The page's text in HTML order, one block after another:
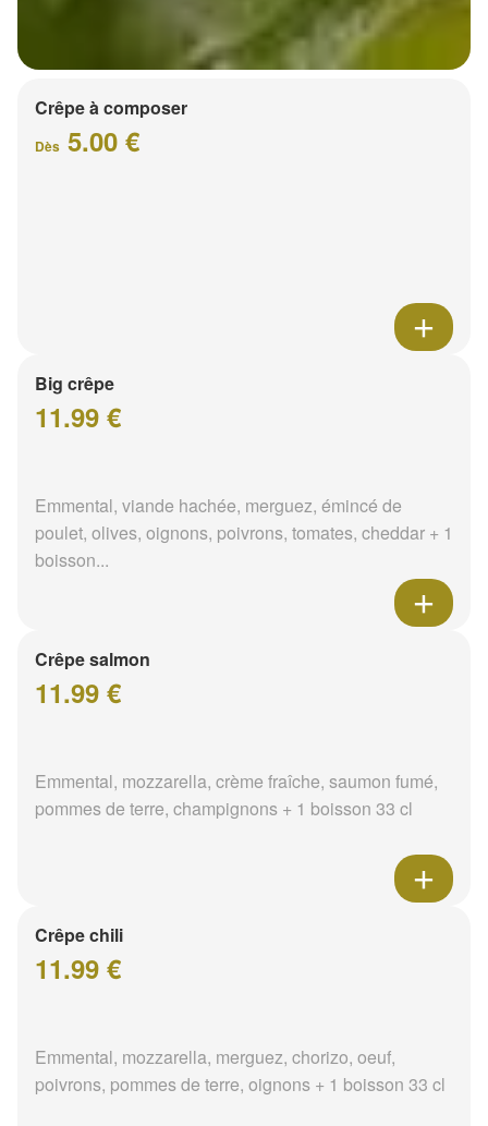
Crêpe à composer
Dès 5.00 €
Big crêpe
11.99 €
Emmental, viande hachée, merguez, émincé de
poulet, olives, oignons, poivrons, tomates, cheddar + 1
boisson...
Crêpe salmon
11.99 €
Emmental, mozzarella, crème fraîche, saumon fumé,
pommes de terre, champignons + 1 boisson 33 cl
Crêpe chili
11.99 €
Emmental, mozzarella, merguez, chorizo, oeuf,
poivrons, pommes de terre, oignons + 1 boisson 33 cl